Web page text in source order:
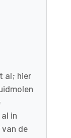
al; hier
in
de